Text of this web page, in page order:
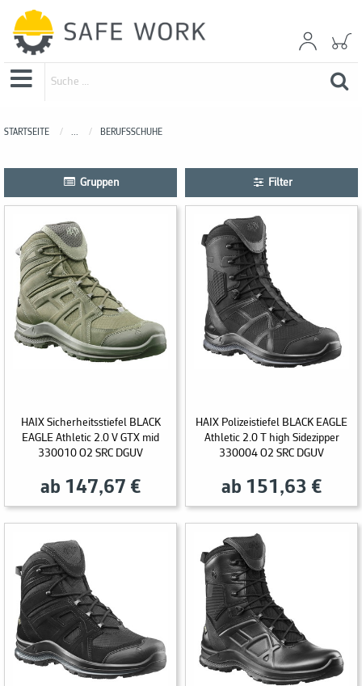
STARTSEITE ... BERUFSSCHUHE
Gruppen Filter
HAIX Sicherheitsstiefel BLACK
EAGLE Athletic 2.0 V GTX mid
330010 O2 SRC DGUV
ab 147,67 €
HAIX Polizeistiefel BLACK EAGLE
Athletic 2.0 T high Sidezipper
330004 O2 SRC DGUV
ab 151,63 €